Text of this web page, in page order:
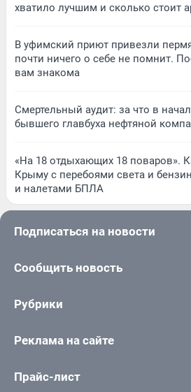
хватило лучшим и сколько стоит
В уфимский приют привезли
почти ничего о себе не помнит.
вам знакома
Смертельный аудит: за что в
бывшего главбуха нефтяной
«На 18 отдыхающих 18 поваров».
Крыму с перебоями света и
и налетами БПЛА
Подписаться на новости
Сообщить новость
Рубрики
Реклама на сайте
Прайс-лист